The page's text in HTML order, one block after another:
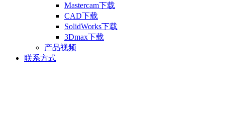
Mastercam下载
CAD下载
SolidWorks下载
3Dmax下载
产品视频
联系方式